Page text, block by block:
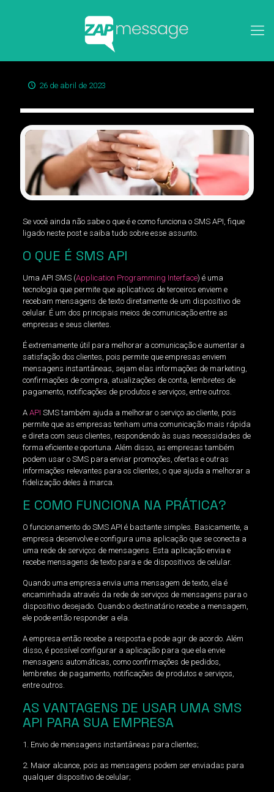
26 de abril de 2023
Se você ainda não sabe o que é e como funciona o SMS API, fique
ligado neste post e saiba tudo sobre esse assunto.
O QUE É SMS API
Uma API SMS (Application Programming Interface) é uma
tecnologia que permite que aplicativos de terceiros enviem e
recebam mensagens de texto diretamente de um dispositivo de
celular. É um dos principais meios de comunicação entre as
empresas e seus clientes.
É extremamente útil para melhorar a comunicação e aumentar a
satisfação dos clientes, pois permite que empresas enviem
mensagens instantâneas, sejam elas informações de marketing,
confirmações de compra, atualizações de conta, lembretes de
pagamento, notificações de produtos e serviços, entre outros.
A API SMS também ajuda a melhorar o serviço ao cliente, pois
permite que as empresas tenham uma comunicação mais rápida
e direta com seus clientes, respondendo às suas necessidades de
forma eficiente e oportuna. Além disso, as empresas também
podem usar o SMS para enviar promoções, ofertas e outras
informações relevantes para os clientes, o que ajuda a melhorar a
fidelização deles à marca.
E COMO FUNCIONA NA PRÁTICA?
O funcionamento do SMS API é bastante simples. Basicamente, a
empresa desenvolve e configura uma aplicação que se conecta a
uma rede de serviços de mensagens. Esta aplicação envia e
recebe mensagens de texto para e de dispositivos de celular.
Quando uma empresa envia uma mensagem de texto, ela é
encaminhada através da rede de serviços de mensagens para o
dispositivo desejado. Quando o destinatário recebe a mensagem,
ele pode então responder a ela.
A empresa então recebe a resposta e pode agir de acordo. Além
disso, é possível configurar a aplicação para que ela envie
mensagens automáticas, como confirmações de pedidos,
lembretes de pagamento, notificações de produtos e serviços,
entre outros.
AS VANTAGENS DE USAR UMA SMS
API PARA SUA EMPRESA
1. Envio de mensagens instantâneas para clientes;
2. Maior alcance, pois as mensagens podem ser enviadas para
qualquer dispositivo de celular;